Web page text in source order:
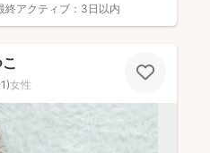
終アクティブ： 3日以内
)女性